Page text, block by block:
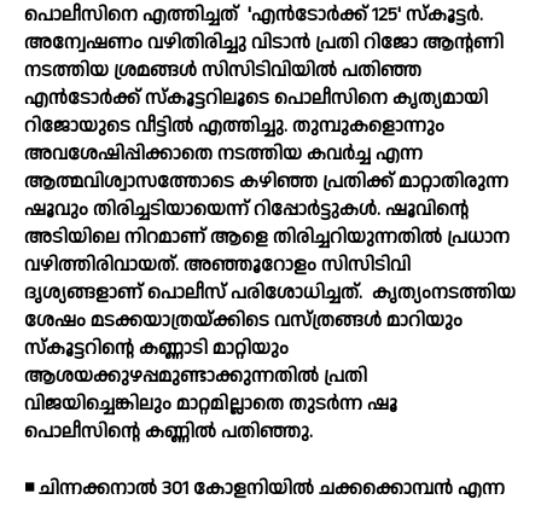
പൊലീസിനെ എത്തിച്ചത് 'എന്‍ടോര്‍ക്ക് 125' സ്‌കൂട്ടര്‍.
അന്വേഷണം വഴിതിരിച്ചു വിടാന്‍ പ്രതി റിജോ ആന്റണി
നടത്തിയ ശ്രമങ്ങള്‍ സിസിടിവിയില്‍ പതിഞ്ഞ
എന്‍ടോര്‍ക്ക് സ്‌കൂട്ടറിലൂടെ പൊലീസിനെ കൃത്യമായി
റിജോയുടെ വീട്ടില്‍ എത്തിച്ചു. തുമ്പുകളൊന്നും
അവശേഷിപ്പിക്കാതെ നടത്തിയ കവര്‍ച്ച എന്ന
ആത്മവിശ്വാസത്തോടെ കഴിഞ്ഞ പ്രതിക്ക് മാറ്റാതിരുന്ന
ഷൂവും തിരിച്ചടിയായെന്ന് റിപ്പോര്‍ട്ടുകള്‍. ഷൂവിന്റെ
അടിയിലെ നിറമാണ് ആളെ തിരിച്ചറിയുന്നതില്‍ പ്രധാന
വഴിത്തിരിവായത്. അഞ്ഞൂറോളം സിസിടിവി
ദൃശ്യങ്ങളാണ് പൊലീസ് പരിശോധിച്ചത്. കൃത്യംനടത്തിയ
ശേഷം മടക്കയാത്രയ്ക്കിടെ വസ്ത്രങ്ങള്‍ മാറിയും
സ്‌കൂട്ടറിന്റെ കണ്ണാടി മാറ്റിയും
ആശയക്കുഴപ്പമുണ്ടാക്കുന്നതില്‍ പ്രതി
വിജയിച്ചെങ്കിലും മാറ്റമില്ലാതെ തുടര്‍ന്ന ഷൂ
പൊലീസിന്റെ കണ്ണില്‍ പതിഞ്ഞു.
◾ ചിന്നക്കനാല്‍ 301 കോളനിയില്‍ ചക്കക്കൊമ്പന്‍ എന്ന